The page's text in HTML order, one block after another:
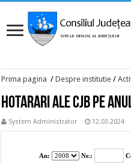
Prima pagina / Despre institutie /
Hotarari ale CJB pe
System Administrator 12.03.2024